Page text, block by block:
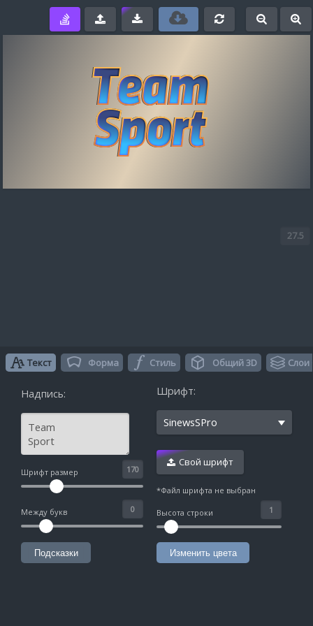
Текст Форма Стиль Общий 3D Слои
Надпись:
Шрифт размер
Между букв
Подсказки
Шрифт:
SinewsSPro
^ Свой шрифт
*Файл шрифта не выбран
Высота строки
Изменить цвета
e - +